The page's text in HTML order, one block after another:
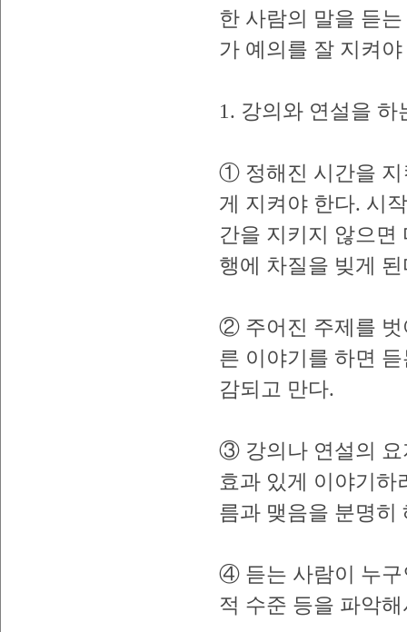
한 사람의 말을 듣
가 예의를 잘 지켜
1. 강의와 연설을 하
① 정해진 시간을 지
게 지켜야 한다. 시
간을 지키지 않으면
행에 차질을 빚게 된
② 주어진 주제를 벗
른 이야기를 하면
감되고 만다.
③ 강의나 연설의 요
효과 있게 이야기하
름과 맺음을 분명히
④ 듣는 사람이 누구
적 수준 등을 파악